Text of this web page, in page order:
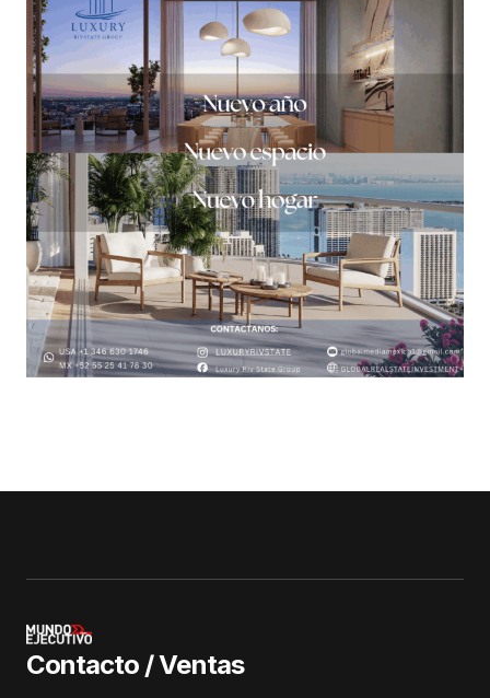
Contacto / Ventas